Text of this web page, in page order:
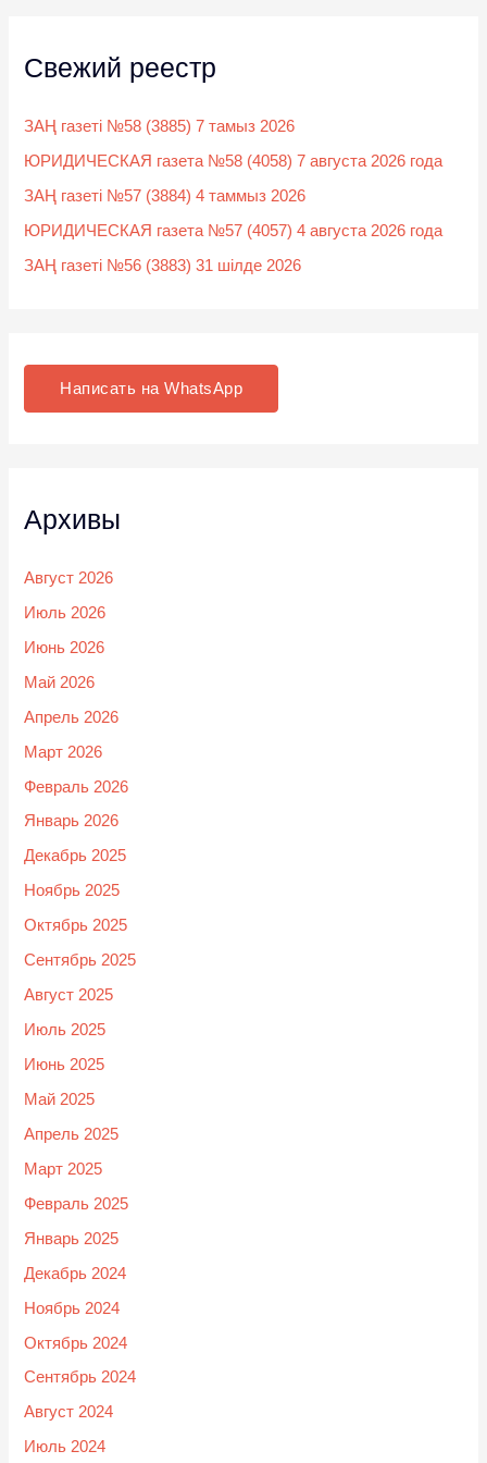
Свежий реестр
ЗАҢ газеті №58 (3885) 7 тамыз 2026
ЮРИДИЧЕСКАЯ газета №58 (4058) 7 августа 2026 года
ЗАҢ газеті №57 (3884) 4 таммыз 2026
ЮРИДИЧЕСКАЯ газета №57 (4057) 4 августа 2026 года
ЗАҢ газеті №56 (3883) 31 шілде 2026
Написать на WhatsApp
Архивы
Август 2026
Июль 2026
Июнь 2026
Май 2026
Апрель 2026
Март 2026
Февраль 2026
Январь 2026
Декабрь 2025
Ноябрь 2025
Октябрь 2025
Сентябрь 2025
Август 2025
Июль 2025
Июнь 2025
Май 2025
Апрель 2025
Март 2025
Февраль 2025
Январь 2025
Декабрь 2024
Ноябрь 2024
Октябрь 2024
Сентябрь 2024
Август 2024
Июль 2024